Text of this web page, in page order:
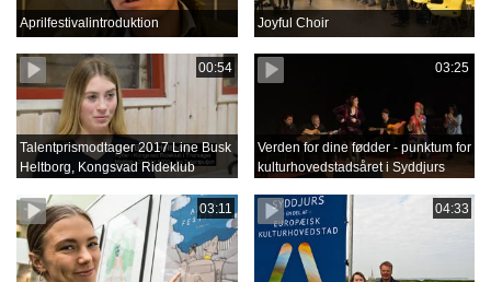
Aprilfestivalintroduktion Joyful Choir
00:54
Talentprismodtager 2017 Line Busk
Heltborg, Kongsvad Rideklub
03:25
Verden for dine fødder - punktum for
kulturhovedstadsåret i Syddjurs
03:11 04:33